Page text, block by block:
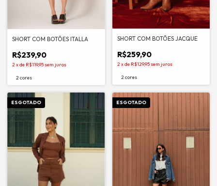
SHORT COM BOTÕES ITALLA
R$239,90
2 xde R$119,95 sem juros
2 cores
SHORT COM BOTÕES JACQUE
R$259,90
2xde R$129,95 sem juros
2 cores
ESGOTADO ESGOTADO